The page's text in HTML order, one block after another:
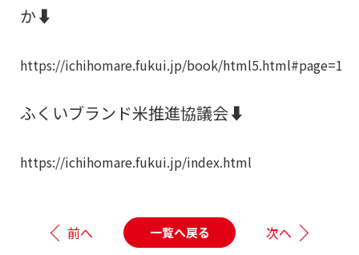
か⬇️
https://ichihomare.fukui.jp/book/html5.html#page=1
ふくいブランド米推進協議会⬇️
https://ichihomare.fukui.jp/index.html
前へ 一覧へ戻る 次へ